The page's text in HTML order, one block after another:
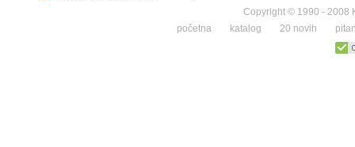
Copyright © 1990 - 2008
početna
katalog 20 novih